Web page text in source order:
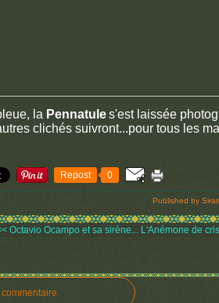
la Pennatules'est laissée
clichés suivront...pour tous les
Repost 0
Published by
Octavio Ocampo et sa sirène... L'Anémone de